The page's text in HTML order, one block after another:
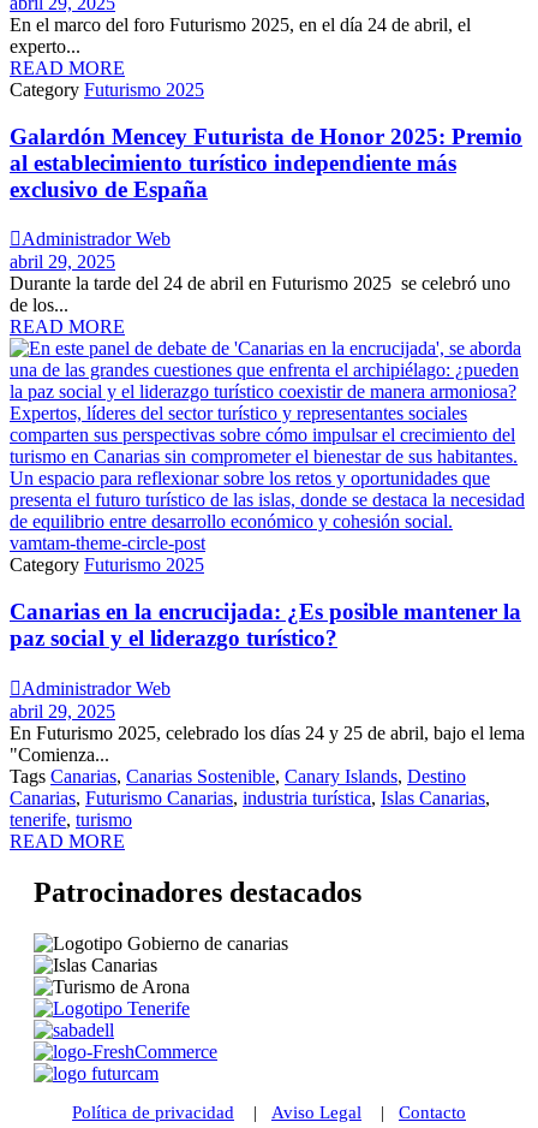
En el marco del foro Futurismo 2025, en el día 24 de abril, el
experto...
READ MORE
Category Futurismo 2025
Galardón Mencey Futurista de Honor 2025: Premio
al establecimiento turístico independiente más
exclusivo de España
Administrador Web
abril 29, 2025
Durante la tarde del 24 de abril en Futurismo 2025 se celebró uno
de los...
READ MORE
vamtam-theme-circle-post
Category Futurismo 2025
Canarias en la encrucijada: ¿Es posible mantener la
paz social y el liderazgo turístico?
Administrador Web
abril 29, 2025
En Futurismo 2025, celebrado los días 24 y 25 de abril, bajo el lema
"Comienza...
Tags Canarias, Canarias Sostenible, Canary Islands, Destino
Canarias, Futurismo Canarias, industria turística, Islas Canarias,
tenerife, turismo
READ MORE
Patrocinadores destacados
Política de privacidad | Aviso Legal | Contacto